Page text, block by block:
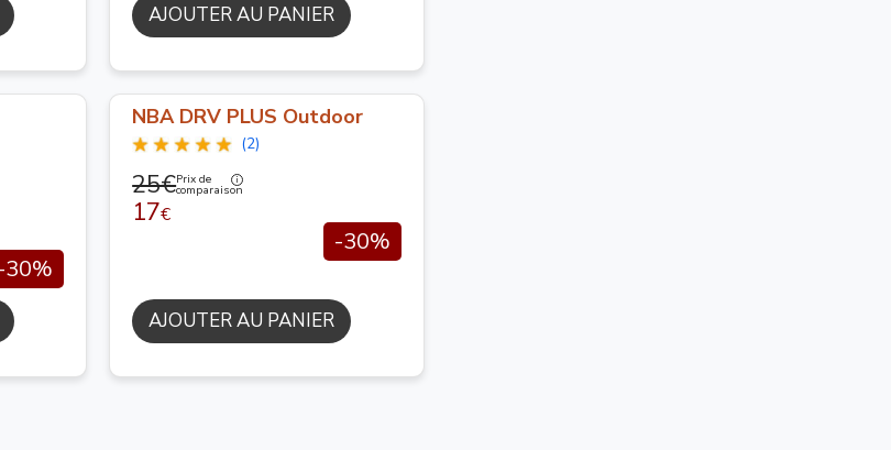
AJOUTER AU PANIER
30%
NBA DRV PLUS Outdoor
(2)
25€Prix de
comparaison
17€
-30%
AJOUTER AU PANIER